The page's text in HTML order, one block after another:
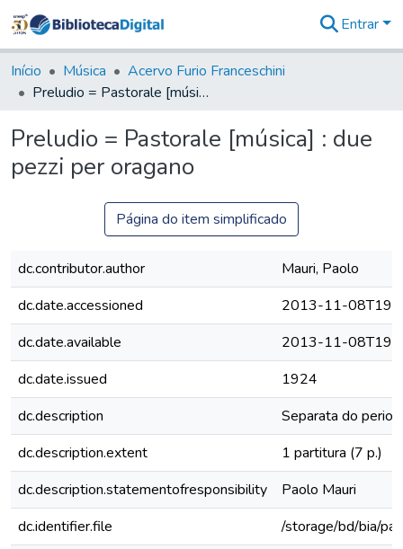
&
Coleções
Tudo na
Digital
Estatísticas
Entrar
Início Música
Acervo Furio Franceschini
Preludio = Pastorale [música] : due pezzi per oragano
Preludio = Pastorale [música] : due
pezzi per oragano
Página do item simplificado
dc.contributor.author
Mauri, Paolo
dc.date.accessioned
2013-11-
dc.date.available
2013-11-
dc.date.issued
1924
dc.description
Separata do
dc.description.extent
1 partitura (7 p.)
dc.description.statementofresponsibility
Paolo Mauri
dc.identifier.file
/storage/bd/bia/